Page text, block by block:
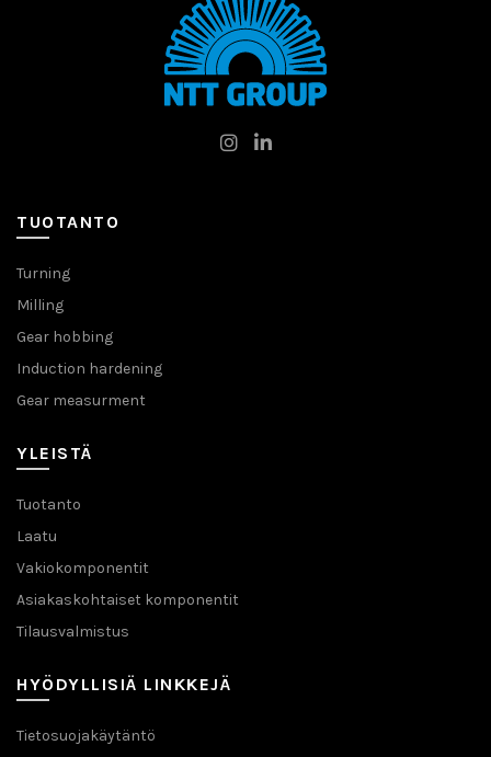
TUOTANTO
Turning
Milling
Gear hobbing
Induction hardening
Gear measurment
YLEISTÄ
Tuotanto
Laatu
Vakiokomponentit
Asiakaskohtaiset komponentit
Tilausvalmistus
HYÖDYLLISIÄ LINKKEJÄ
Tietosuojakäytäntö